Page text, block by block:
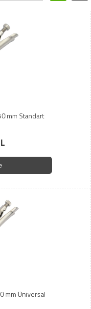
mm Standart
mm Üniversal